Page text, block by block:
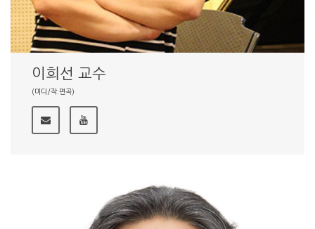
이희선 교수
(미디/작.편곡)